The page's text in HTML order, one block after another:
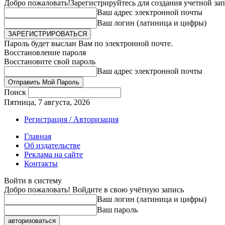
Добро пожаловать!Зарегистрируйтесь для создания учетной
Ваш адрес электронной почты
Ваш логин (латиница и цифры)
Пароль будет выслан Вам по электронной почте.
Восстановление пароля
Восстановите свой пароль
Ваш адрес электронной почты
Поиск
Пятница, 7 августа, 2026
Регистрация / Авторизация
Главная
Об издательстве
Реклама на сайте
Контакты
Войти в систему
Добро пожаловать! Войдите в свою учётную запись
Ваш логин (латиница и цифры)
Ваш пароль